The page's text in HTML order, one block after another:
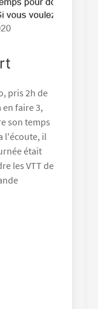
pris 2h de
faire 3,
son temps
l'écoute, il
était
les VTT de